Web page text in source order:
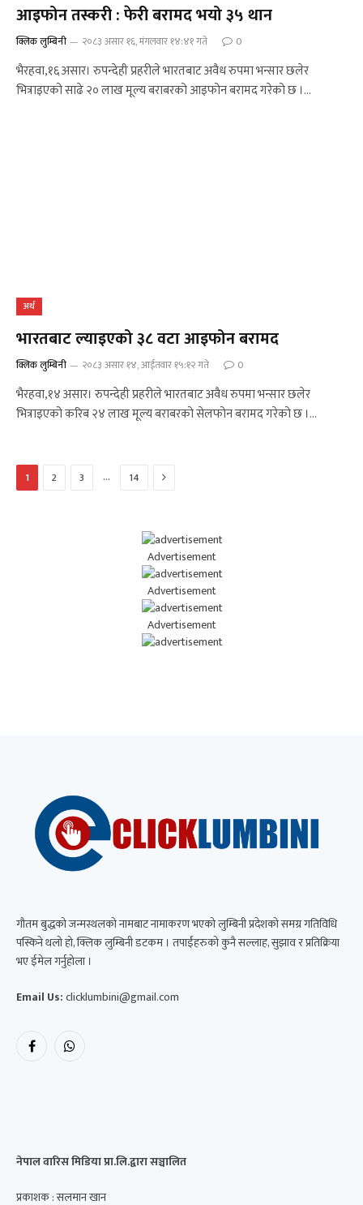
आइफोन तस्करी : फेरी बरामद भयो ३५ थान
क्लिक लुम्बिनी २०८३ असार १६, मंगलवार १४:४१ गते 0
भैरहवा,१६ असार। रुपन्देही प्रहरीले भारतबाट अवैध रुपमा भन्सार छलेर
भित्राइएको साढे २० लाख मूल्य बराबरको आइफोन बरामद गरेको छ ।…
अर्थ
भारतबाट ल्याइएको ३८ वटा आइफोन बरामद
क्लिक लुम्बिनी २०८३ असार १४, आईतवार १५:१२ गते 0
भैरहवा,१४ असार। रुपन्देही प्रहरीले भारतबाट अवैध रुपमा भन्सार छलेर
भित्राइएको करिब २४ लाख मूल्य बराबरको सेलफोन बरामद गरेको छ ।…
1 2 3 … 14 Next
Advertisement
Advertisement
Advertisement
गौतम बुद्धको जन्मस्थलको नामबाट नामाकरण भएको लुम्बिनी प्रदेशको समग्र गतिविधि
पस्किने थलो हो, क्लिक लुम्बिनी डटकम । तपाईंहरुको कुनै सल्लाह, सुझाव र प्रतिक्रिया
भए ईमेल गर्नुहोला ।
Email Us:clicklumbini@gmail.com
FacebookWhatsApp
नेपाल वारिस मिडिया प्रा.लि.द्वारा सञ्चालित
प्रकाशक : सलमान खान